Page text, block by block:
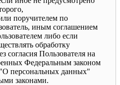
поручителем по
иным соглашением
либо если
обработку
согласия Пользователя на
Федеральным законом
персональных данных"
законами.